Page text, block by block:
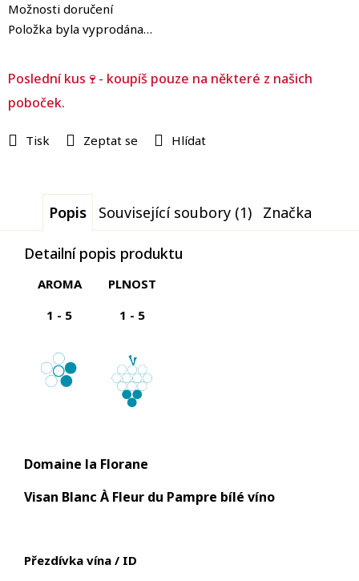
cena:
Poslední kus🍷- koupíš pouze na některé z našich
poboček.
Možnosti doručení
Položka byla vyprodána…
Tisk Zeptat se Hlídat
Popis Související soubory (1) Značka
Detailní popis produktu
AROMA
1 - 5
PLNOST
1 - 5
Domaine la Florane
Visan Blanc À Fleur du Pampre bílé víno
Přezdívka vína / ID